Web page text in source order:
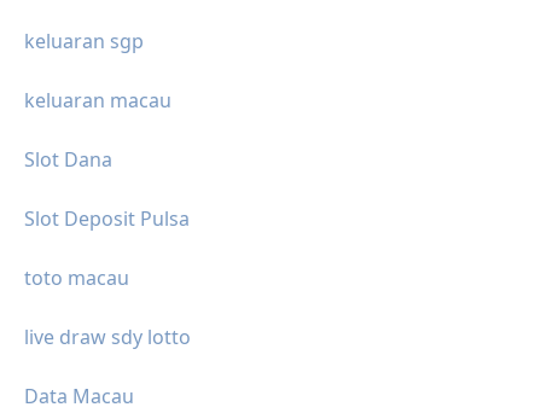
keluaran sgp
keluaran macau
Slot Dana
Slot Deposit Pulsa
toto macau
live draw sdy lotto
Data Macau